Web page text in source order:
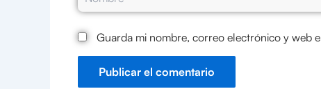
Guarda mi nombre, correo electrónico y web